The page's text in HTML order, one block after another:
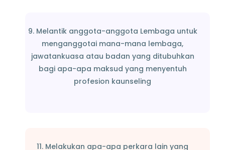
9. Melantik anggota-anggota Lembaga untuk
menganggotai mana-mana lembaga,
jawatankuasa atau badan yang ditubuhkan
bagi apa-apa maksud yang menyentuh
profesion kaunseling
11. Melakukan apa-apa perkara lain yang